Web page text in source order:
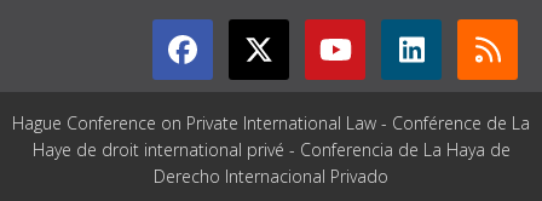
Hague Conference on Private International Law - Conférence de La
Haye de droit international privé - Conferencia de La Haya de
Derecho Internacional Privado